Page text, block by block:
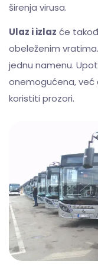
širenja virusa.
Ulaz i izlaz će
obeleženim
jednu namenu.
onemogućena, već
koristiti prozori.